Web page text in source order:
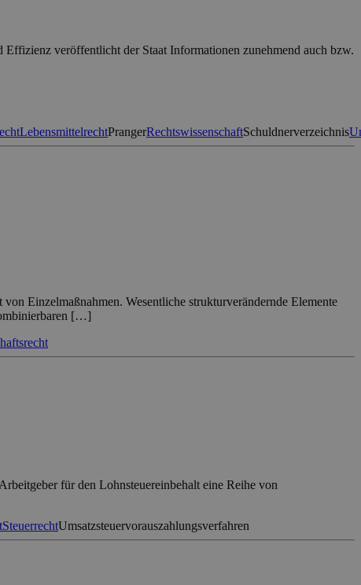
veröffentlicht der Staat Informationen zunehmend auch bzw.
LebensmittelrechtPrangerRechtswissenschaftSchuldnerverzeichnis
Einzelmaßnahmen. Wesentliche strukturverändernde Elemente
[…]
für den Lohnsteuereinbehalt eine Reihe von
SteuerrechtUmsatzsteuervorauszahlungsverfahren